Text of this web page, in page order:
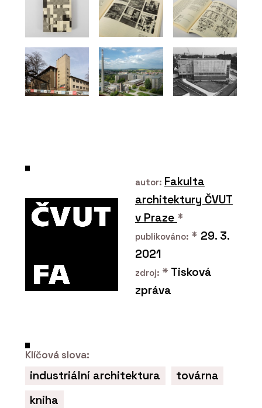
PRODUKTY
Dveřní systém Seguridad
Pro+ - DOORNITE
autor: Fakulta
architektury ČVUT
v Praze *
publikováno: * 29. 3.
2021
zdroj: * Tisková
zpráva
Klíčová slova:
industriální architektura
továrna
kniha